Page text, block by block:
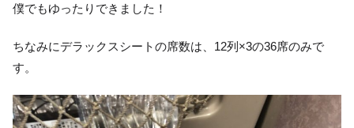
僕でもゆったりできました！
ちなみにデラックスシートの席数は、12列×3の36席のみで
す。